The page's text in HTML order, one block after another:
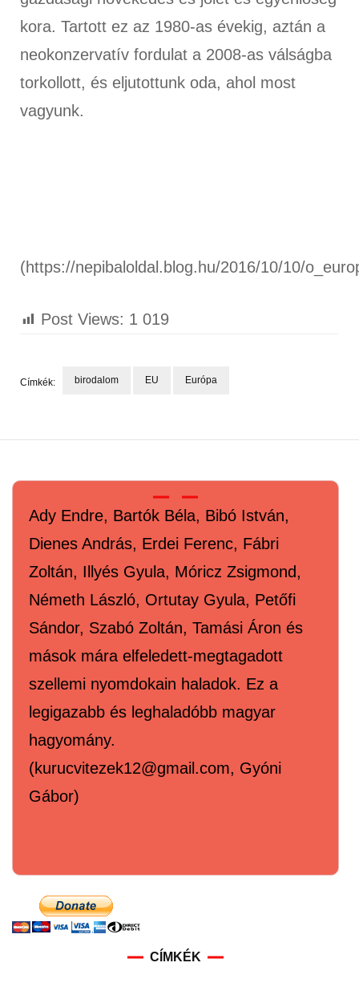
kora. Tartott ez az 1980-as évekig, aztán a
neokonzervatív fordulat a 2008-as válságba
torkollott, és eljutottunk oda, ahol most
vagyunk.
(https://nepibaloldal.blog.hu/2016/10/10/
Post Views: 1 019
Címkék: birodalom EU Európa
navigációja
Ady Endre, Bartók Béla, Bibó István,
Dienes András, Erdei Ferenc, Fábri
Zoltán, Illyés Gyula, Móricz Zsigmond,
Németh László, Ortutay Gyula, Petőfi
Sándor, Szabó Zoltán, Tamási Áron és
mások mára elfeledett-megtagadott
szellemi nyomdokain haladok. Ez a
legigazabb és leghaladóbb magyar
hagyomány.
(kurucvitezek12@gmail.com, Gyóni
Gábor)
CÍMKÉK